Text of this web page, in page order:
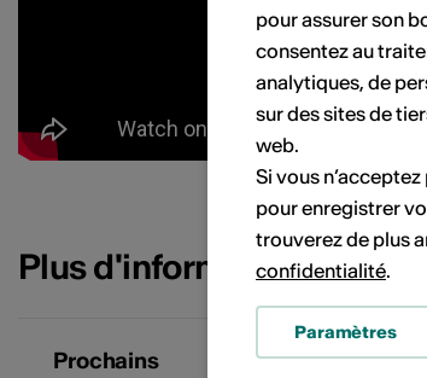
Plus d'informations
Prochains
pour assurer son
consentez au
analytiques, de
sur des sites de
web.
Si vous
pour enregistrer
trouverez de plus
confidentialité.
Paramètres